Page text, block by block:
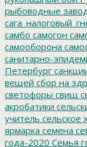
рыбоводные
самбо самогон
самооборона
санитарно-
Петербург
вещей сбор на
светофоры свищ
акробатики
учитель сельское
ярмарка семена
года-2020 Семья